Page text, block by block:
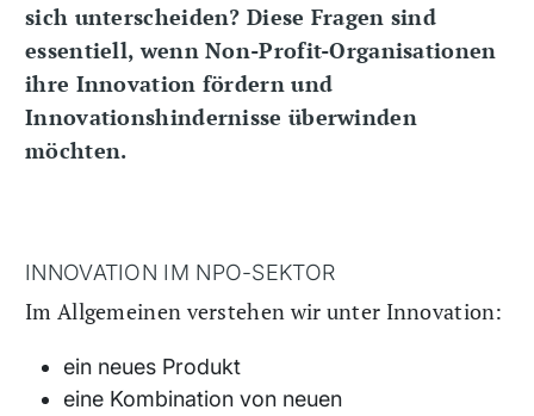
sich unterscheiden? Diese Fragen sind
essentiell, wenn Non-Profit-Organisationen
ihre Innovation fördern und
Innovationshindernisse überwinden
möchten.
INNOVATION IM NPO-SEKTOR
Im Allgemeinen verstehen wir unter Innovation:
ein neues Produkt
eine Kombination von neuen